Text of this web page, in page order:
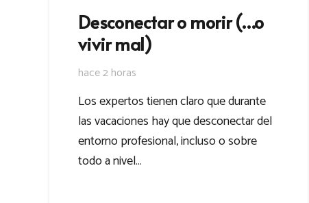
Desconectar o morir (…o
vivir mal)
hace 2 horas
Los expertos tienen claro que durante
las vacaciones hay que desconectar del
entorno profesional, incluso o sobre
todo a nivel…